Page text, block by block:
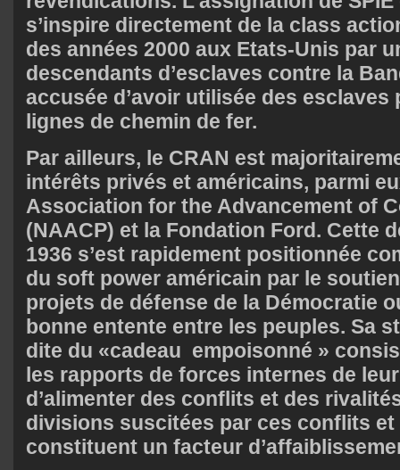
s’inspire directement de la class
des années 2000 aux Etats-Unis par
descendants d’esclaves contre la
accusée d’avoir utilisée des
lignes de chemin de fer.
Par ailleurs, le CRAN est
intérêts privés et américains, parmi
Association for the Advancement of
(NAACP) et la Fondation Ford. Cette
1936 s’est rapidement positionnée
du soft power américain par le
projets de défense de la Démocratie
bonne entente entre les peuples. Sa
dite du «cadeau empoisonné »
les rapports de forces internes de
d’alimenter des conflits et des
divisions suscitées par ces conflits
constituent un facteur